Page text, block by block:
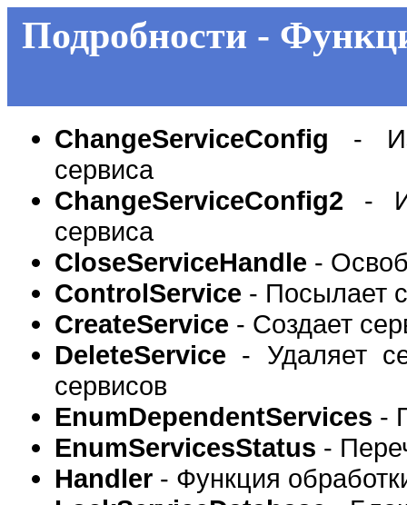
Подробности -
ChangeServiceConfig -
сервиса
ChangeServiceConfig2 -
сервиса
CloseServiceHandle -
ControlService - Посылает
CreateService - Создает
DeleteService - Удаляет
сервисов
EnumDependentServices -
EnumServicesStatus -
Handler - Функция